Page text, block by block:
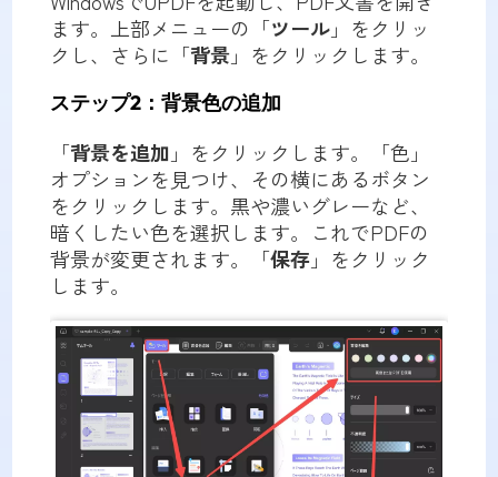
ます。上部メニューの「ツール」をクリッ
クし、さらに「背景」をクリックします。
ステップ2：背景色の追加
「背景を追加 」をクリックします。「色」
オプションを見つけ、その横にあるボタン
をクリックします。黒や濃いグレーなど、
暗くしたい色を選択します。これでPDFの
背景が変更されます。「保存」をクリック
します。